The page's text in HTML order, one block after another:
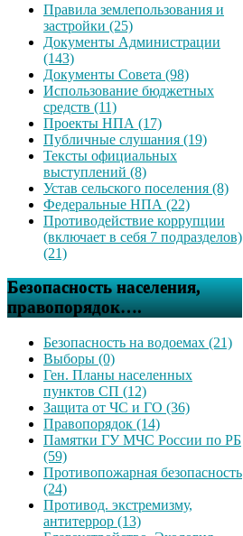
Правила землепользования и
застройки (25)
Документы Администрации
(143)
Документы Совета (98)
Использование бюджетных
средств (11)
Проекты НПА (17)
Публичные слушания (19)
Тексты официальных
выступлений (8)
Устав сельского поселения (8)
Федеральные НПА (22)
Противодействие коррупции
(включает в себя 7 подразделов)
(21)
Безопасность населения,
правопорядок….
Безопасность на водоемах (21)
Выборы (0)
Ген. Планы населенных
пунктов СП (12)
Защита от ЧС и ГО (36)
Правопорядок (14)
Памятки ГУ МЧС России по РБ
(59)
Противопожарная безопасность
(24)
Противод. экстремизму,
антитеррор (13)